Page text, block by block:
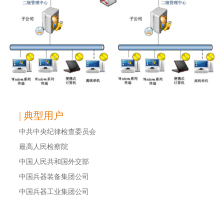
| 典型用户
中共中央纪律检查委员会
最高人民检察院
中国人民共和国外交部
中国兵器装备集团公司
中国兵器工业集团公司